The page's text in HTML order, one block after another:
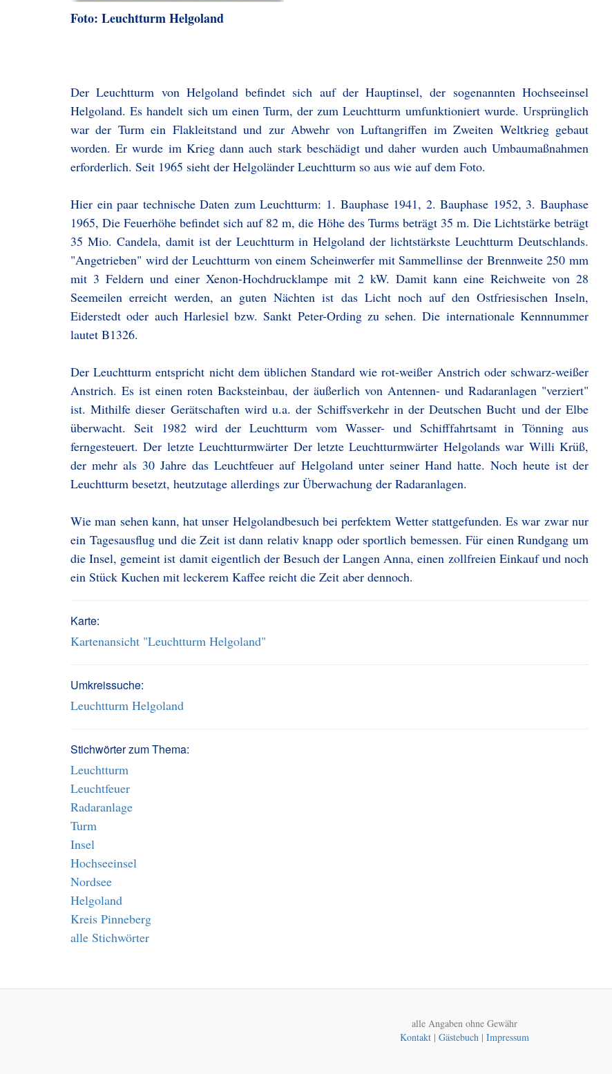
Foto: Leuchtturm Helgoland
Der Leuchtturm von Helgoland befindet sich auf der Hauptinsel, der sogenannten Hochseeinsel
Helgoland. Es handelt sich um einen Turm, der zum Leuchtturm umfunktioniert wurde. Ursprünglich
war der Turm ein Flakleitstand und zur Abwehr von Luftangriffen im Zweiten Weltkrieg gebaut
worden. Er wurde im Krieg dann auch stark beschädigt und daher wurden auch Umbaumaßnahmen
erforderlich. Seit 1965 sieht der Helgoländer Leuchtturm so aus wie auf dem Foto.
Hier ein paar technische Daten zum Leuchtturm: 1. Bauphase 1941, 2. Bauphase 1952, 3. Bauphase
1965, Die Feuerhöhe befindet sich auf 82 m, die Höhe des Turms beträgt 35 m. Die Lichtstärke beträgt
35 Mio. Candela, damit ist der Leuchtturm in Helgoland der lichtstärkste Leuchtturm Deutschlands.
"Angetrieben" wird der Leuchtturm von einem Scheinwerfer mit Sammellinse der Brennweite 250 mm
mit 3 Feldern und einer Xenon-Hochdrucklampe mit 2 kW. Damit kann eine Reichweite von 28
Seemeilen erreicht werden, an guten Nächten ist das Licht noch auf den Ostfriesischen Inseln,
Eiderstedt oder auch Harlesiel bzw. Sankt Peter-Ording zu sehen. Die internationale Kennnummer
lautet B1326.
Der Leuchtturm entspricht nicht dem üblichen Standard wie rot-weißer Anstrich oder schwarz-weißer
Anstrich. Es ist einen roten Backsteinbau, der äußerlich von Antennen- und Radaranlagen "verziert"
ist. Mithilfe dieser Gerätschaften wird u.a. der Schiffsverkehr in der Deutschen Bucht und der Elbe
überwacht. Seit 1982 wird der Leuchtturm vom Wasser- und Schifffahrtsamt in Tönning aus
ferngesteuert. Der letzte Leuchtturmwärter Der letzte Leuchtturmwärter Helgolands war Willi Krüß,
der mehr als 30 Jahre das Leuchtfeuer auf Helgoland unter seiner Hand hatte. Noch heute ist der
Leuchtturm besetzt, heutzutage allerdings zur Überwachung der Radaranlagen.
Wie man sehen kann, hat unser Helgolandbesuch bei perfektem Wetter stattgefunden. Es war zwar nur
ein Tagesausflug und die Zeit ist dann relativ knapp oder sportlich bemessen. Für einen Rundgang um
die Insel, gemeint ist damit eigentlich der Besuch der Langen Anna, einen zollfreien Einkauf und noch
ein Stück Kuchen mit leckerem Kaffee reicht die Zeit aber dennoch.
Karte:
Kartenansicht "Leuchtturm Helgoland"
Umkreissuche:
Leuchtturm Helgoland
Stichwörter zum Thema:
Leuchtturm
Leuchtfeuer
Radaranlage
Turm
Insel
Hochseeinsel
Nordsee
Helgoland
Kreis Pinneberg
alle Stichwörter
alle Angaben ohne Gewähr
Kontakt| Gästebuch| Impressum